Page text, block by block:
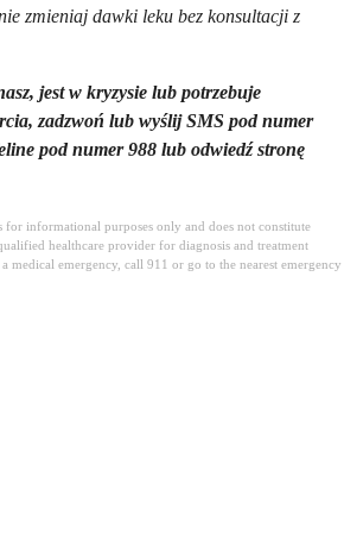
zmieniaj dawki leku bez konsultacji z
jest w kryzysie lub potrzebuje
zadzwoń lub wyślij SMS pod numer
pod numer 988 lub odwiedź stronę
for informational purposes only and does not constitute
healthcare provider for diagnosis and treatment
medical emergency, call 911 or go to the nearest emergency